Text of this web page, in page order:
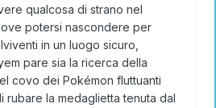
qualcosa di strano nel
potersi nascondere per
in un luogo sicuro,
pare sia la ricerca della
covo dei Pokémon fluttuanti
la medaglietta tenuta dal